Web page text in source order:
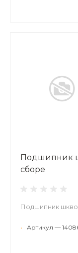
Подшипник
сборе
Подшипник
• Артикул —